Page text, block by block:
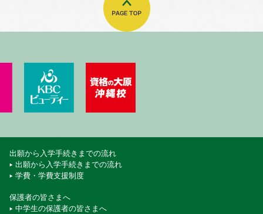
・エアライン＆ブライダル専門学校
KBCペットワールド専門学校
出願から入学手続きまでの流れ
出願から入学手続きまでの流れ
学費・学費支援制度
保護者の皆さまへ
中学生の保護者の皆さまへ